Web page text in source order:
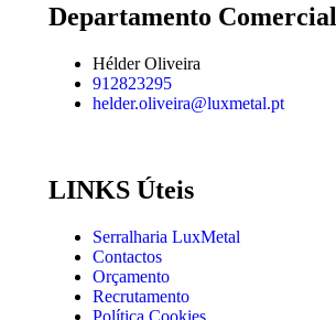
Departamento Comercial
Hélder Oliveira
912823295
helder.oliveira@luxmetal.pt
LINKS Úteis
Serralharia LuxMetal
Contactos
Orçamento
Recrutamento
Política Cookies